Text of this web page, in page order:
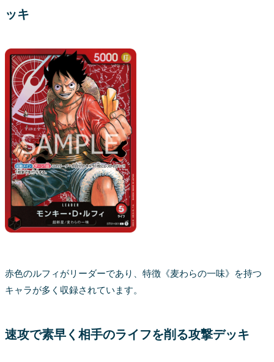
ッキ
赤色のルフィがリーダーであり、特徴《麦わらの一味》を持つ
キャラが多く収録されています。
速攻で素早く相手のライフを削る攻撃デッキ